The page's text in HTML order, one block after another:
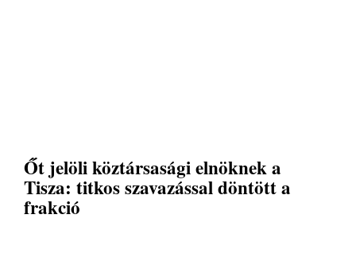
Őt jelöli köztársasági elnöknek a
Tisza: titkos szavazással döntött a
frakció